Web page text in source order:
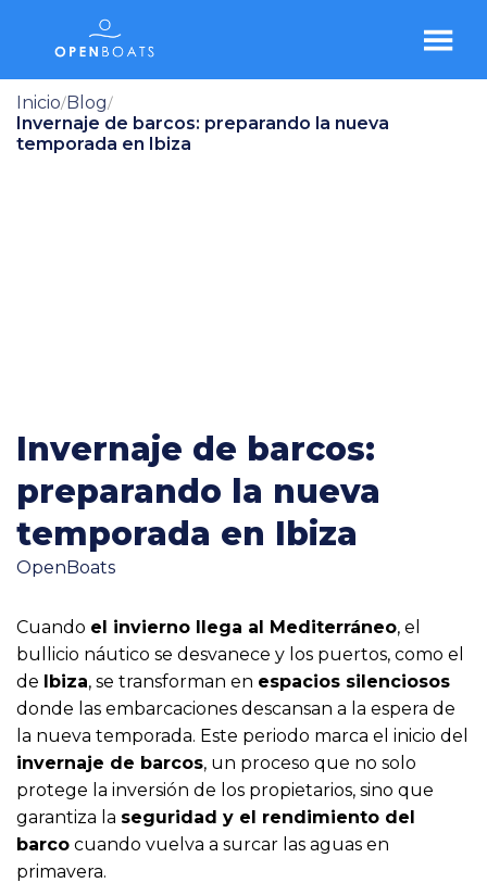
Inicio/Blog/
Invernaje de barcos: preparando la nueva
temporada en Ibiza
Invernaje de barcos:
preparando la nueva
temporada en Ibiza
OpenBoats
Cuando el invierno llega al Mediterráneo, el
bullicio náutico se desvanece y los puertos, como el
de Ibiza, se transforman en espacios silenciosos
donde las embarcaciones descansan a la espera de
la nueva temporada. Este periodo marca el inicio del
invernaje de barcos, un proceso que no solo
protege la inversión de los propietarios, sino que
garantiza la seguridad y el rendimiento del
barco cuando vuelva a surcar las aguas en
primavera.